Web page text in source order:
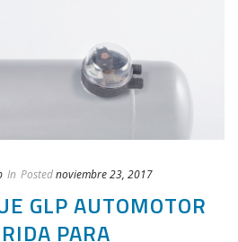
In Postednoviembre 23, 2017
GLP AUTOMOTOR
PARA